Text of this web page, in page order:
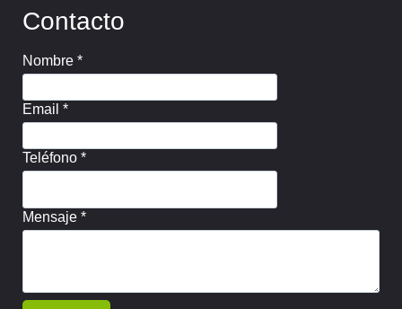
Contacto
Nombre *
Email *
Teléfono *
Mensaje *